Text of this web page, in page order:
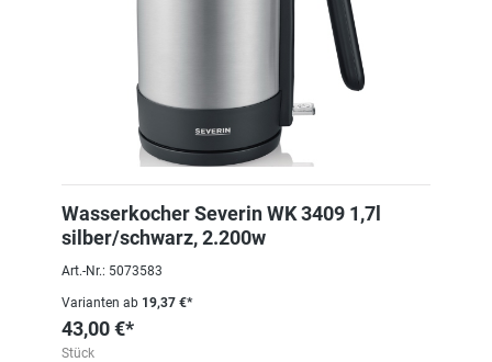
Wasserkocher Severin WK 3409 1,7l
silber/schwarz, 2.200w
Art.-Nr.: 5073583
Varianten ab 19,37 €*
43,00 €*
Stück